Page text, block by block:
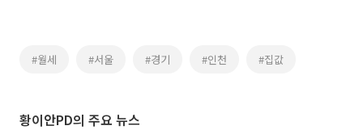
#월세 #서울 #경기 #인천 #집값
황이안PD의 주요 뉴스